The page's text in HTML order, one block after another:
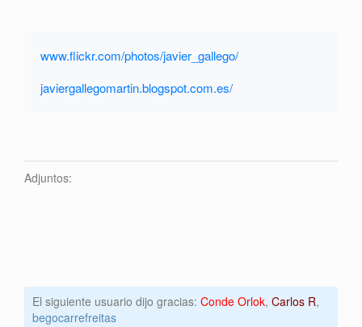
www.flickr.com/photos/javier_gallego/
javiergallegomartin.blogspot.com.es/
Adjuntos:
El siguiente usuario dijo gracias: Conde Orlok, Carlos R,
begocarrefreitas